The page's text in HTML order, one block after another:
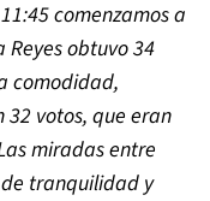
comenzamos a
obtuvo 34
comodidad,
votos, que eran
miradas entre
tranquilidad y